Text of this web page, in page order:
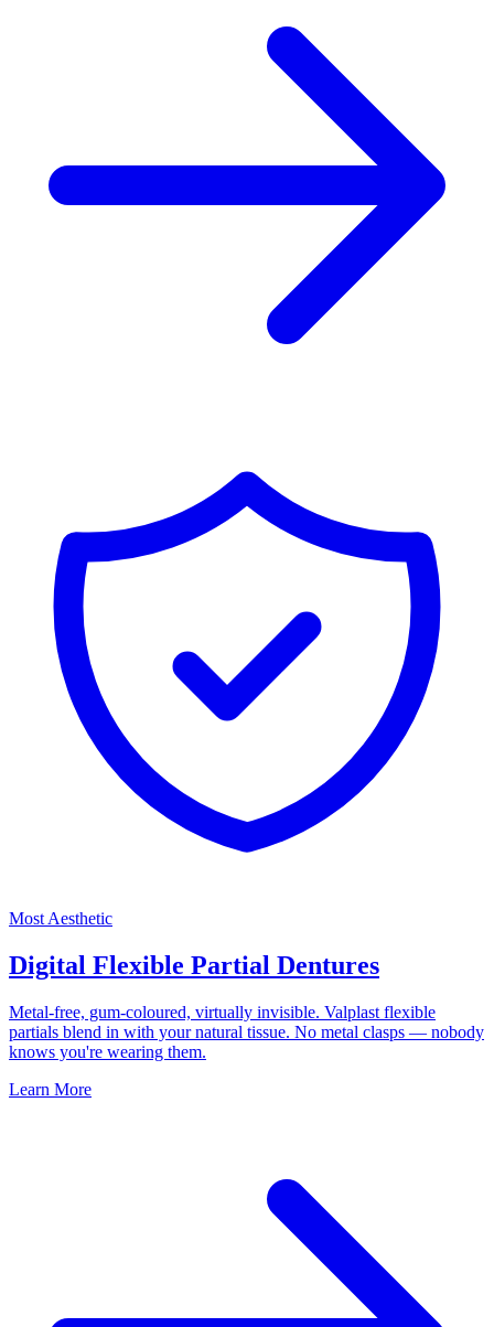
Most Aesthetic
Digital Flexible Partial Dentures
Metal-free, gum-coloured, virtually invisible. Valplast flexible
partials blend in with your natural tissue. No metal clasps — nobody
knows you're wearing them.
Learn More